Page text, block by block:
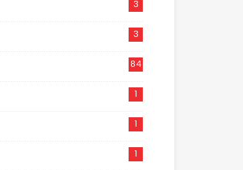
3
3
84
1
1
1